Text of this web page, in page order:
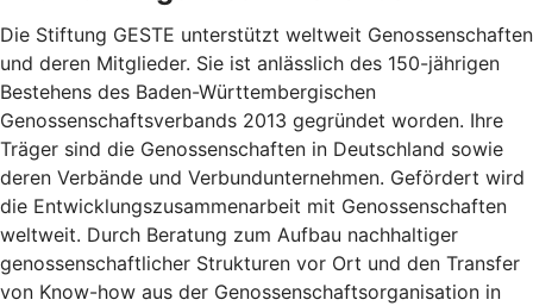
Die Stiftung GESTE unterstützt weltweit Genossenschaften
und deren Mitglieder. Sie ist anlässlich des 150-jährigen
Bestehens des Baden-Württembergischen
Genossenschaftsverbands 2013 gegründet worden. Ihre
Träger sind die Genossenschaften in Deutschland sowie
deren Verbände und Verbundunternehmen. Gefördert wird
die Entwicklungszusammenarbeit mit Genossenschaften
weltweit. Durch Beratung zum Aufbau nachhaltiger
genossenschaftlicher Strukturen vor Ort und den Transfer
von Know-how aus der Genossenschaftsorganisation in